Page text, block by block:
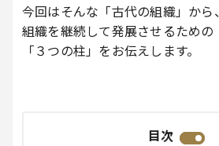
今回はそんな「古代の組織」から、
組織を継続して発展させるための
「３つの柱」をお伝えします。
目次